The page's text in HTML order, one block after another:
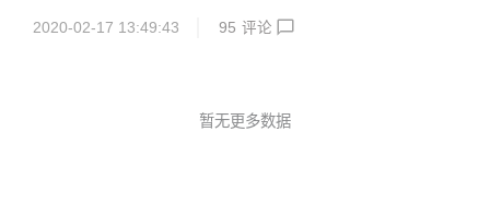
Deepin操作系统和统一操作系统UOS桌面环境均采用Deepin
面、设计和代码不难看出，根本就是Deepin换了层皮” …… 如
公司于2019年11月14日正式成立，由国内多家长期从事操作
2020-02-17 13:49:43 95 评论
暂无更多数据